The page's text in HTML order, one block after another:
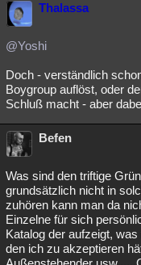
Thalassa
@Yoshi
Doch - verständlich
Boygroup auflöst, oder
Schluß macht - aber
Befen
Was sind den triftige
grundsätzlich nicht in
zuhören kann man da
Einzelne für sich
Katalog der aufzeigt,
den ich zu akzeptieren